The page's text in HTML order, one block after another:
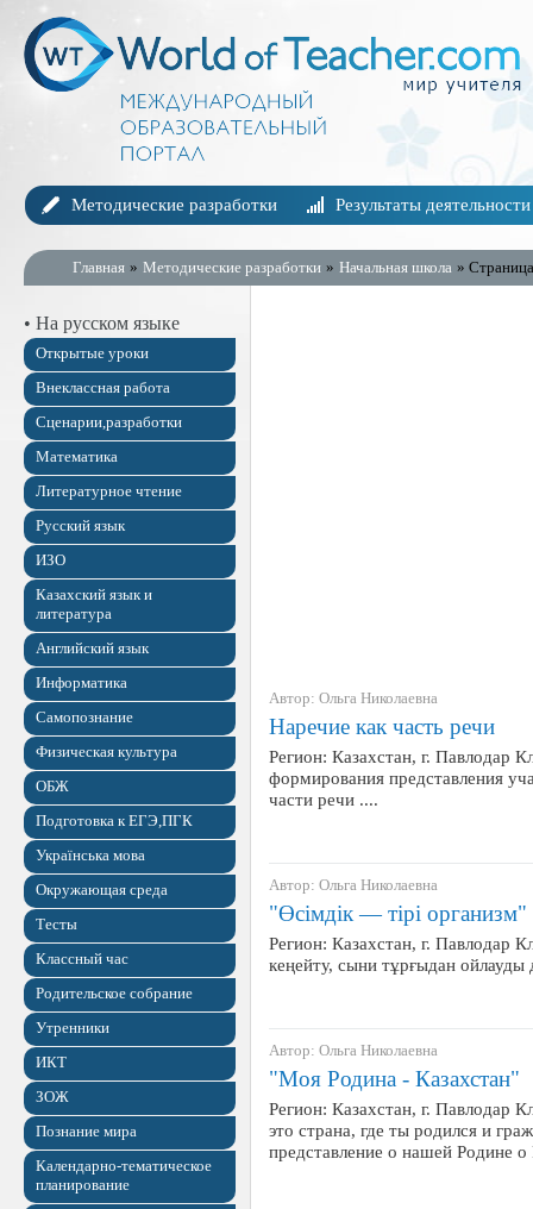
Методические разработки Результаты деятельности
Главная » Методические разработки » Начальная школа »
• На русском языке
Открытые уроки
Внеклассная работа
Сценарии,разработки
Математика
Литературное чтение
Русский язык
ИЗО
Казахский язык и
литература
Английский язык
Информатика
Самопознание
Физическая культура
ОБЖ
Подготовка к ЕГЭ,ПГК
Українська мова
Окружающая среда
Тесты
Классный час
Родительское собрание
Утренники
ИКТ
ЗОЖ
Познание мира
Календарно-тематическое
планирование
Автор: Ольга Николаевна
Наречие как часть речи
Регион: Казахстан, г. Павлодар
формирования представления
части речи ....
Автор: Ольга Николаевна
"Өсімдік — тірі организм"
Регион: Казахстан, г. Павлодар
кеңейту, сыни тұрғыдан ойлауды
Автор: Ольга Николаевна
"Моя Родина - Казахстан"
Регион: Казахстан, г. Павлодар
это страна, где ты родился и
представление о нашей Родине о